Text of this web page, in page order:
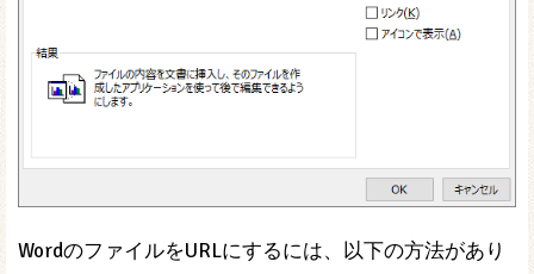
WordのファイルをURLにするには、以下の方法があり